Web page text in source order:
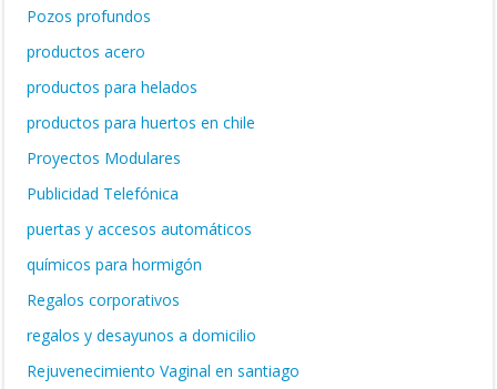
Pozos profundos
productos acero
productos para helados
productos para huertos en chile
Proyectos Modulares
Publicidad Telefónica
puertas y accesos automáticos
químicos para hormigón
Regalos corporativos
regalos y desayunos a domicilio
Rejuvenecimiento Vaginal en santiago